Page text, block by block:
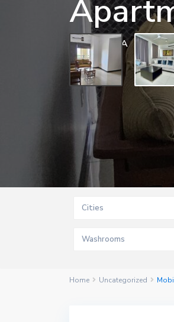
0 BD 0 BA
Cities
Washrooms
Home Uncategorized